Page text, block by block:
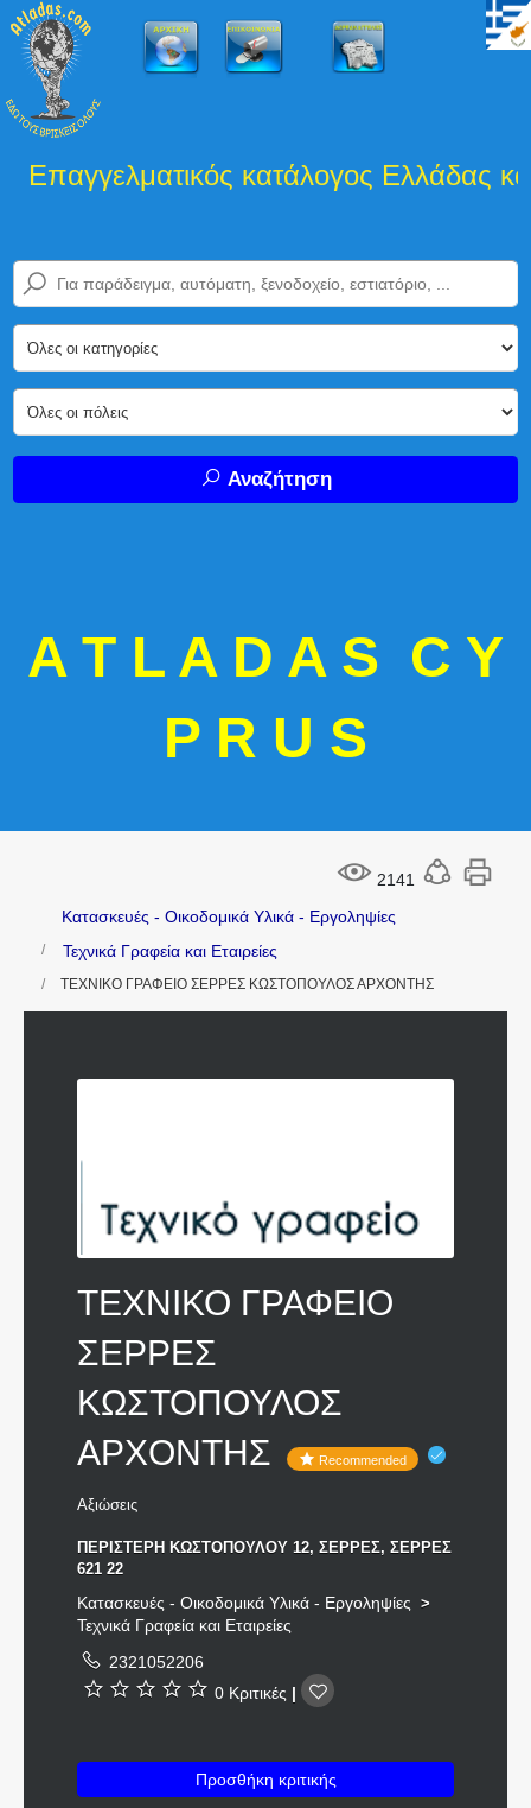
κατάλογος Ελλάδας και
Αναζήτηση
A T L A D A S C Y
P R U S
2141
Κατασκευές - Οικοδομικά Υλικά - Εργοληψίες
Τεχνικά Γραφεία και Εταιρείες
ΤΕΧΝΙΚΟ ΓΡΑΦΕΙΟ ΣΕΡΡΕΣ ΚΩΣΤΟΠΟΥΛΟΣ ΑΡΧΟΝΤΗΣ
ΤΕΧΝΙΚΟ ΓΡΑΦΕΙΟ
ΣΕΡΡΕΣ
ΚΩΣΤΟΠΟΥΛΟΣ
ΑΡΧΟΝΤΗΣ
Recommended
Αξιώσεις
ΠΕΡΙΣΤΕΡΗ ΚΩΣΤΟΠΟΥΛΟΥ 12, ΣΕΡΡΕΣ, ΣΕΡΡΕΣ
621 22
Κατασκευές - Οικοδομικά Υλικά - Εργοληψίες >
Τεχνικά Γραφεία και Εταιρείες
2321052206
0 Κριτικές |
Προσθήκη κριτικής